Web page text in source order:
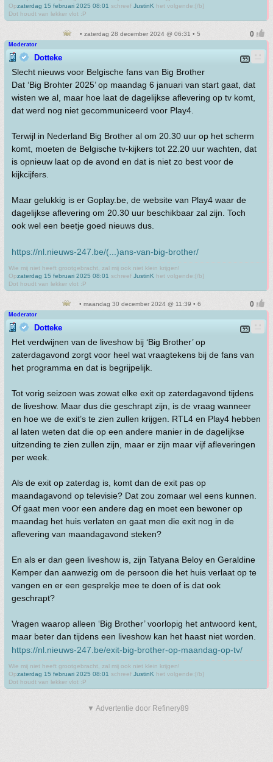
Opzaterdag 15 februari 2025 08:01 schreef JustinK het volgende:[/b]
Dot houdt van lekker vlot :P
• zaterdag 28 december 2024 @ 06:31 • 5
Moderator
Dotteke
Slecht nieuws voor Belgische fans van Big Brother
Dat ‘Big Brohter 2025’ op maandag 6 januari van start gaat, dat
wisten we al, maar hoe laat de dagelijkse aflevering op tv komt,
dat werd nog niet gecommuniceerd voor Play4.
Terwijl in Nederland Big Brother al om 20.30 uur op het scherm
komt, moeten de Belgische tv-kijkers tot 22.20 uur wachten, dat
is opnieuw laat op de avond en dat is niet zo best voor de
kijkcijfers.
Maar gelukkig is er Goplay.be, de website van Play4 waar de
dagelijkse aflevering om 20.30 uur beschikbaar zal zijn. Toch
ook wel een beetje goed nieuws dus.
https://nl.nieuws-247.be/(...)ans-van-big-brother/
Wie mij niet heeft grootgebracht, zal mij ook niet klein krijgen!
Opzaterdag 15 februari 2025 08:01 schreef JustinK het volgende:[/b]
Dot houdt van lekker vlot :P
• maandag 30 december 2024 @ 11:39 • 6
Moderator
Dotteke
Het verdwijnen van de liveshow bij ‘Big Brother’ op
zaterdagavond zorgt voor heel wat vraagtekens bij de fans van
het programma en dat is begrijpelijk.
Tot vorig seizoen was zowat elke exit op zaterdagavond tijdens
de liveshow. Maar dus die geschrapt zijn, is de vraag wanneer
en hoe we de exit’s te zien zullen krijgen. RTL4 en Play4 hebben
al laten weten dat die op een andere manier in de dagelijkse
uitzending te zien zullen zijn, maar er zijn maar vijf afleveringen
per week.
Als de exit op zaterdag is, komt dan de exit pas op
maandagavond op televisie? Dat zou zomaar wel eens kunnen.
Of gaat men voor een andere dag en moet een bewoner op
maandag het huis verlaten en gaat men die exit nog in de
aflevering van maandagavond steken?
En als er dan geen liveshow is, zijn Tatyana Beloy en Geraldine
Kemper dan aanwezig om de persoon die het huis verlaat op te
vangen en er een gesprekje mee te doen of is dat ook
geschrapt?
Vragen waarop alleen ‘Big Brother’ voorlopig het antwoord kent,
maar beter dan tijdens een liveshow kan het haast niet worden.
https://nl.nieuws-247.be/exit-big-brother-op-maandag-op-tv/
Wie mij niet heeft grootgebracht, zal mij ook niet klein krijgen!
Opzaterdag 15 februari 2025 08:01 schreef JustinK het volgende:[/b]
Dot houdt van lekker vlot :P
▼ Advertentie door Refinery89